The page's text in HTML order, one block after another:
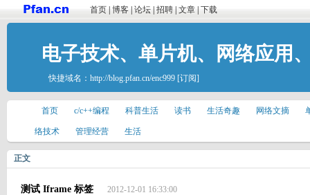
首页 博客 论坛 招聘 文章 下载
电子技术、单片机、网络应用
快捷域名： http://blog.pfan.cn/enc999 [订阅]
首页 c/c++编程 科普生活 读书 生活奇趣 网络文摘
络技术 管理经营 生活
正文
测试 Iframe 标签 2012-12-01 16:33:00